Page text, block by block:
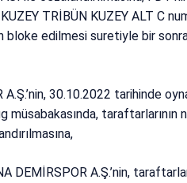
TRİBÜN KUZEY ALT C
bloke edilmesi suretiyle bir
30.10.2022 tarihinde
müsabakasında,
DEMİRSPOR A.Ş.’nin,